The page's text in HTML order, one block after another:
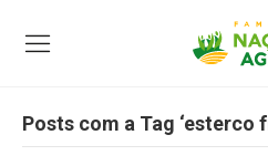
Posts com a Tag ‘esterco